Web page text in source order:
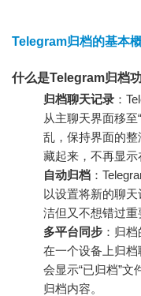
Telegram归档的基本
什么是Telegram归档
归档聊天记录 ：
从主聊天界面移
乱，保持界面的
藏起来，不再显示
自动归档 ：
以设置将新的聊
洁但又不想错过重
多平台同步 ：归
在一个设备上归
会显示“已归档”
归档内容。